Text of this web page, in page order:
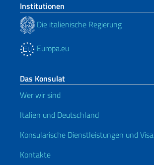
Institutionen
Die italienische Regierung
Europa.eu
Das Konsulat
Wer wir sind
Italien und Deutschland
Konsularische Dienstleistungen und Visa
Kontakte